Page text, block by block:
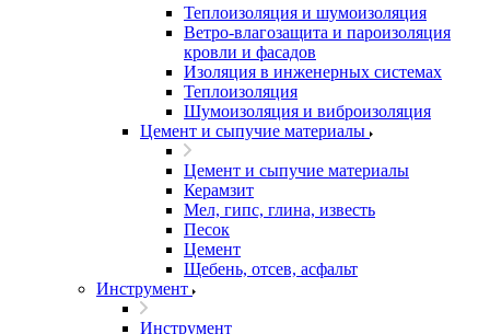
Теплоизоляция и шумоизоляция
Ветро-влагозащита и пароизоляция
кровли и фасадов
Изоляция в инженерных системах
Теплоизоляция
Шумоизоляция и виброизоляция
Цемент и сыпучие материалы
Цемент и сыпучие материалы
Керамзит
Мел, гипс, глина, известь
Песок
Цемент
Щебень, отсев, асфальт
Инструмент
Инструмент